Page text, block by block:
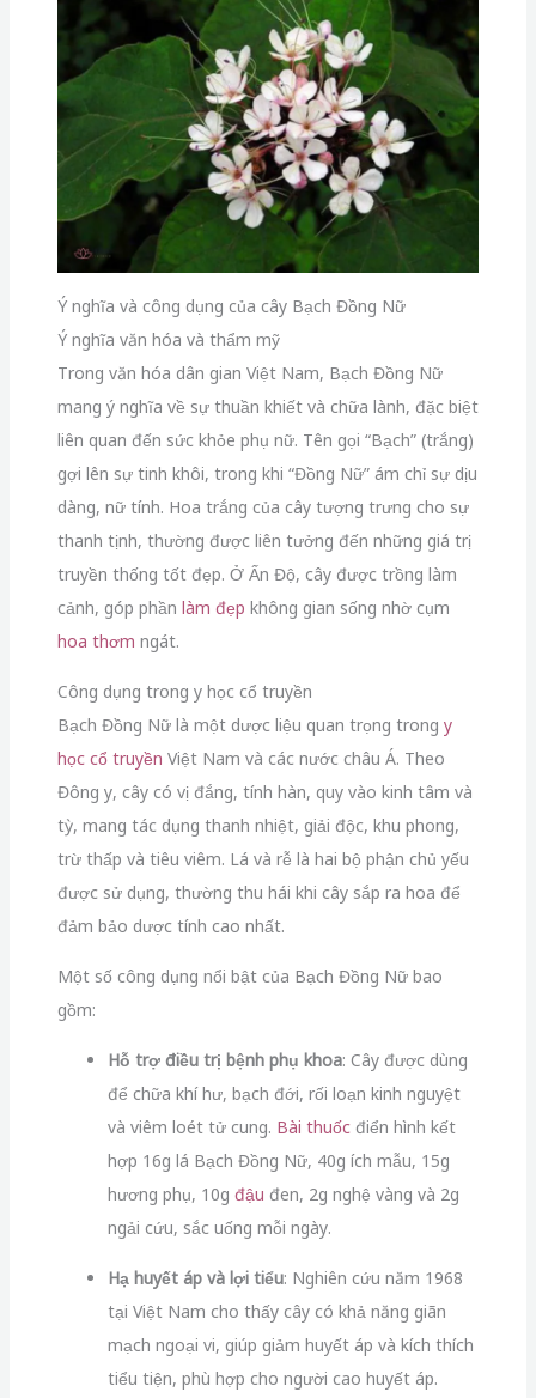
Ý nghĩa và công dụng của cây Bạch Đồng Nữ
Ý nghĩa văn hóa và thẩm mỹ
Trong văn hóa dân gian Việt Nam, Bạch Đồng Nữ
mang ý nghĩa về sự thuần khiết và chữa lành, đặc biệt
liên quan đến sức khỏe phụ nữ. Tên gọi “Bạch” (trắng)
gợi lên sự tinh khôi, trong khi “Đồng Nữ” ám chỉ sự dịu
dàng, nữ tính. Hoa trắng của cây tượng trưng cho sự
thanh tịnh, thường được liên tưởng đến những giá trị
truyền thống tốt đẹp. Ở Ấn Độ, cây được trồng làm
cảnh, góp phần làm đẹp không gian sống nhờ cụm
hoa thơm ngát.
Công dụng trong y học cổ truyền
Bạch Đồng Nữ là một dược liệu quan trọng trong y
học cổ truyền Việt Nam và các nước châu Á. Theo
Đông y, cây có vị đắng, tính hàn, quy vào kinh tâm và
tỳ, mang tác dụng thanh nhiệt, giải độc, khu phong,
trừ thấp và tiêu viêm. Lá và rễ là hai bộ phận chủ yếu
được sử dụng, thường thu hái khi cây sắp ra hoa để
đảm bảo dược tính cao nhất.
Một số công dụng nổi bật của Bạch Đồng Nữ bao
gồm:
Hỗ trợ điều trị bệnh phụ khoa: Cây được dùng
để chữa khí hư, bạch đới, rối loạn kinh nguyệt
và viêm loét tử cung. Bài thuốcđiển hình kết
hợp 16g lá Bạch Đồng Nữ, 40g ích mẫu, 15g
hương phụ, 10g đậu đen, 2g nghệ vàng và 2g
ngải cứu, sắc uống mỗi ngày.
Hạ huyết áp và lợi tiểu: Nghiên cứu năm 1968
tại Việt Nam cho thấy cây có khả năng giãn
mạch ngoại vi, giúp giảm huyết áp và kích thích
tiểu tiện, phù hợp cho người cao huyết áp.